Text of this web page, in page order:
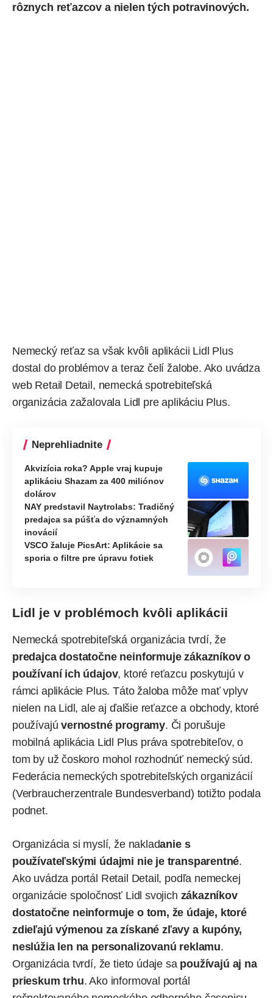
rôznych reťazcov a nielen tých potravinových.
Nemecký reťaz sa však kvôli aplikácii Lidl Plus
dostal do problémov a teraz čelí žalobe. Ako uvádza
web Retail Detail, nemecká spotrebiteľská
organizácia zažalovala Lidl pre aplikáciu Plus.
Neprehliadnite
Akvizícia roka? Apple vraj kupuje
aplikáciu Shazam za 400 miliónov
dolárov
NAY predstavil Naytrolabs: Tradičný
predajca sa púšťa do významných
inovácií
VSCO žaluje PicsArt: Aplikácie sa
sporia o filtre pre úpravu fotiek
Lidl je v problémoch kvôli aplikácii
Nemecká spotrebiteľská organizácia tvrdí, že
predajca dostatočne neinformuje zákazníkov o
používaní ich údajov, ktoré reťazcu poskytujú v
rámci aplikácie Plus. Táto žaloba môže mať vplyv
nielen na Lidl, ale aj ďalšie reťazce a obchody, ktoré
používajúvernostné programy. Či porušuje
mobilná aplikácia Lidl Plus práva spotrebiteľov, o
tom by už čoskoro mohol rozhodnúť nemecký súd.
Federácia nemeckých spotrebiteľských organizácií
(Verbraucherzentrale Bundesverband) totižto podala
podnet.
Organizácia si myslí, že nakladanie s
používateľskými údajmi nie je transparentné.
Ako uvádza portál Retail Detail, podľa nemeckej
organizácie spoločnosť Lidl svojich zákazníkov
dostatočne neinformuje o tom, že údaje, ktoré
zdieľajú výmenou za získané zľavy a kupóny,
neslúžia len na personalizovanú reklamu.
Organizácia tvrdí, že tieto údaje sa používajú aj na
prieskum trhu. Ako informoval portál